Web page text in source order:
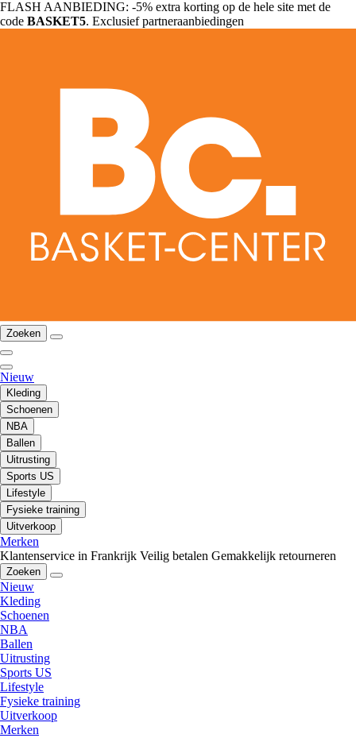
FLASH AANBIEDING: -5% extra korting op de hele site met de
code BASKET5. Exclusief partneraanbiedingen
Zoeken
Nieuw
Kleding
Schoenen
NBA
Ballen
Uitrusting
Sports US
Lifestyle
Fysieke training
Uitverkoop
Merken
Klantenservice in Frankrijk Veilig betalen Gemakkelijk retourneren
Zoeken
Nieuw
Kleding
Schoenen
NBA
Ballen
Uitrusting
Sports US
Lifestyle
Fysieke training
Uitverkoop
Merken